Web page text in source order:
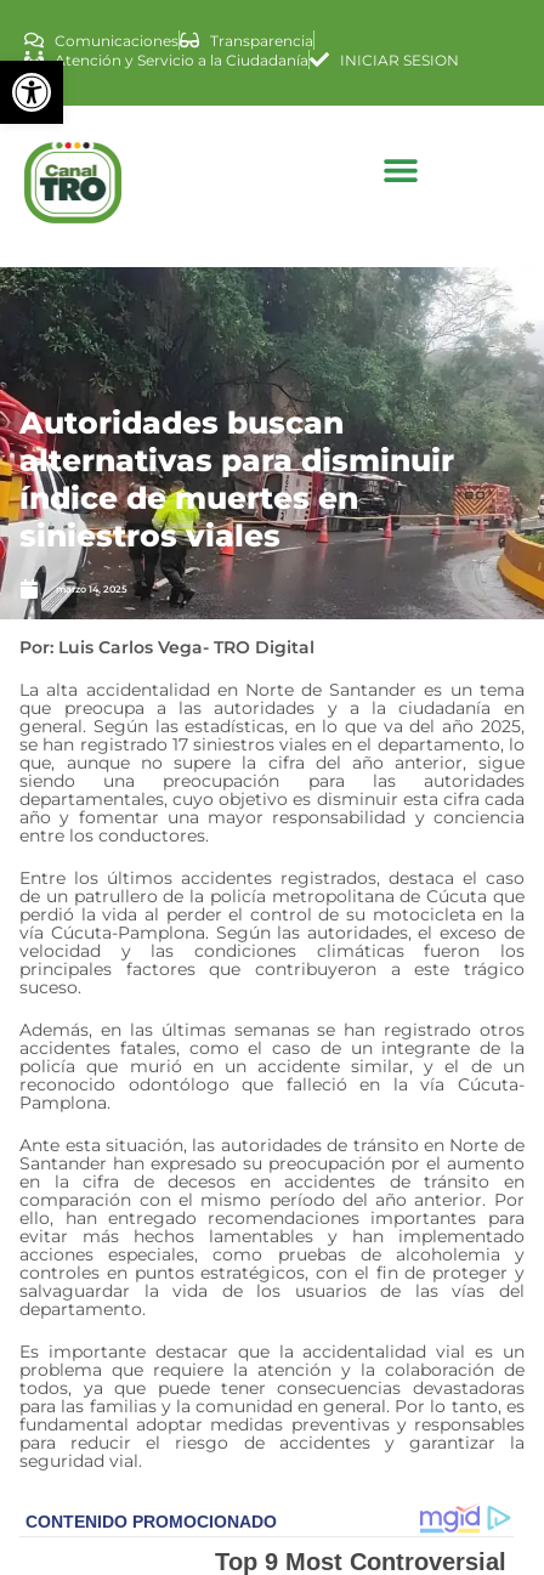
Abrir barra de
Comunicaciones
Transparencia
Atención y Servicio a la Ciudadanía
INICIAR SESION
Autoridades buscan
alternativas para disminuir
índice de muertes en
siniestros viales
marzo 14, 2025
Por: Luis Carlos Vega- TRO Digital
La alta accidentalidad en Norte de Santander es un tema
que preocupa a las autoridades y a la ciudadanía en
general. Según las estadísticas, en lo que va del año 2025,
se han registrado 17 siniestros viales en el departamento, lo
que, aunque no supere la cifra del año anterior, sigue
siendo una preocupación para las autoridades
departamentales, cuyo objetivo es disminuir esta cifra cada
año y fomentar una mayor responsabilidad y conciencia
entre los conductores.
Entre los últimos accidentes registrados, destaca el caso
de un patrullero de la policía metropolitana de Cúcuta que
perdió la vida al perder el control de su motocicleta en la
vía Cúcuta-Pamplona. Según las autoridades, el exceso de
velocidad y las condiciones climáticas fueron los
principales factores que contribuyeron a este trágico
suceso.
Además, en las últimas semanas se han registrado otros
accidentes fatales, como el caso de un integrante de la
policía que murió en un accidente similar, y el de un
reconocido odontólogo que falleció en la vía Cúcuta-
Pamplona.
Ante esta situación, las autoridades de tránsito en Norte de
Santander han expresado su preocupación por el aumento
en la cifra de decesos en accidentes de tránsito en
comparación con el mismo período del año anterior. Por
ello, han entregado recomendaciones importantes para
evitar más hechos lamentables y han implementado
acciones especiales, como pruebas de alcoholemia y
controles en puntos estratégicos, con el fin de proteger y
salvaguardar la vida de los usuarios de las vías del
departamento.
Es importante destacar que la accidentalidad vial es un
problema que requiere la atención y la colaboración de
todos, ya que puede tener consecuencias devastadoras
para las familias y la comunidad en general. Por lo tanto, es
fundamental adoptar medidas preventivas y responsables
para reducir el riesgo de accidentes y garantizar la
seguridad vial.